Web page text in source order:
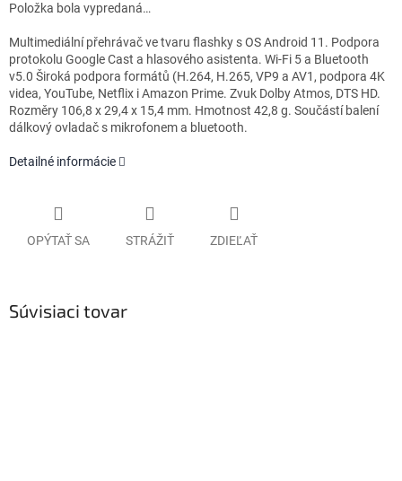
Položka bola vypredaná…
Multimediální přehrávač ve tvaru flashky s OS Android 11. Podpora
protokolu Google Cast a hlasového asistenta. Wi-Fi 5 a Bluetooth
v5.0 Široká podpora formátů (H.264, H.265, VP9 a AV1, podpora 4K
videa, YouTube, Netflix i Amazon Prime. Zvuk Dolby Atmos, DTS HD.
Rozměry 106,8 x 29,4 x 15,4 mm. Hmotnost 42,8 g. Součástí balení
dálkový ovladač s mikrofonem a bluetooth.
Detailné informácie
OPÝTAŤ SA STRÁŽIŤ ZDIEĽAŤ
Súvisiaci tovar